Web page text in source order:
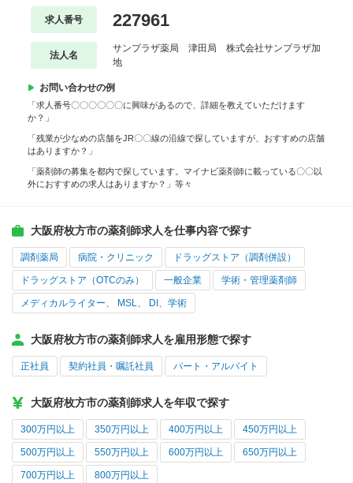
求人番号 227961
法人名
サンプラザ薬局 津田局 株式会社サンプラザ加
地
お問い合わせの例
「求人番号〇〇〇〇〇〇に興味があるので、詳細を教えていただけます
か？」
「残業が少なめの店舗をJR〇〇線の沿線で探していますが、おすすめの店舗
はありますか？」
「薬剤師の募集を都内で探しています。マイナビ薬剤師に載っている〇〇以
外におすすめの求人はありますか？」等々
大阪府枚方市の薬剤師求人を仕事内容で探す
調剤薬局 病院・クリニック ドラッグストア（調剤併設）
ドラッグストア（OTCのみ） 一般企業 学術・管理薬剤師
メディカルライター、 MSL、 DI、学術
大阪府枚方市の薬剤師求人を雇用形態で探す
正社員 契約社員・嘱託社員 パート・アルバイト
大阪府枚方市の薬剤師求人を年収で探す
300万円以上 350万円以上 400万円以上 450万円以上
500万円以上 550万円以上 600万円以上 650万円以上
700万円以上 800万円以上